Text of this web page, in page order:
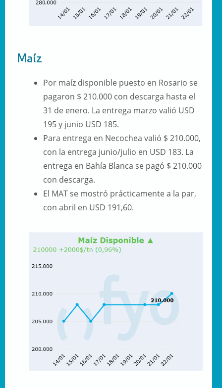
Maíz
Por maíz disponible puesto en Rosario se
pagaron $ 210.000 con descarga hasta el
31 de enero. La entrega marzo valió USD
195 y junio USD 185.
Para entrega en Necochea valió $ 210.000,
con la entrega junio/julio en USD 183. La
entrega en Bahía Blanca se pagó $ 210.000
con descarga.
El MAT se mostró prácticamente a la par,
con abril en USD 191,60.